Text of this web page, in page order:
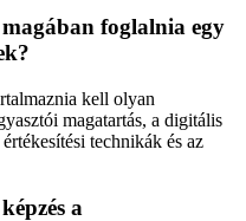
foglalnia egy
kell olyan
magatartás, a digitális
technikák és az
a